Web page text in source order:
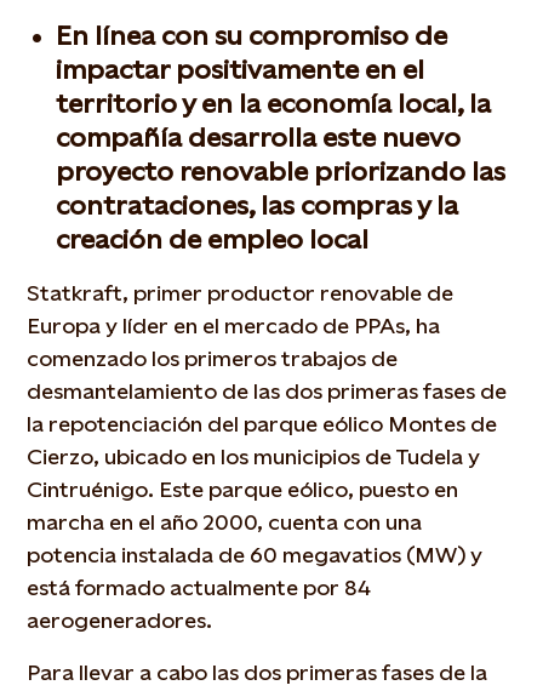
En línea con su compromiso de
impactar positivamente en el
territorio y en la economía local, la
compañía desarrolla este nuevo
proyecto renovable priorizando las
contrataciones, las compras y la
creación de empleo local
Statkraft, primer productor renovable de
Europa y líder en el mercado de PPAs, ha
comenzado los primeros trabajos de
desmantelamiento de las dos primeras fases de
la repotenciación del parque eólico Montes de
Cierzo, ubicado en los municipios de Tudela y
Cintruénigo. Este parque eólico, puesto en
marcha en el año 2000, cuenta con una
potencia instalada de 60 megavatios (MW) y
está formado actualmente por 84
aerogeneradores.
Para llevar a cabo las dos primeras fases de la